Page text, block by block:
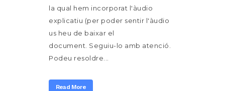
la qual hem incorporat l'àudio
explicatiu (per poder sentir l'àudio
us heu de baixar el
document. Seguiu-lo amb atenció.
Podeu resoldre...
Read More